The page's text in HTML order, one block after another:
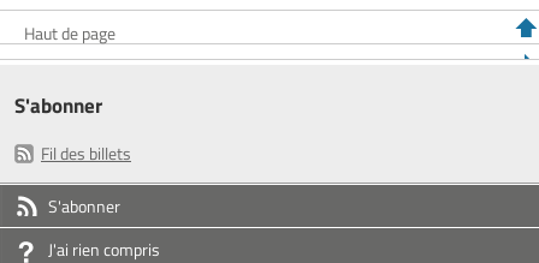
Haut de page
S'abonner
Fil des billets
S'abonner
J'ai rien compris